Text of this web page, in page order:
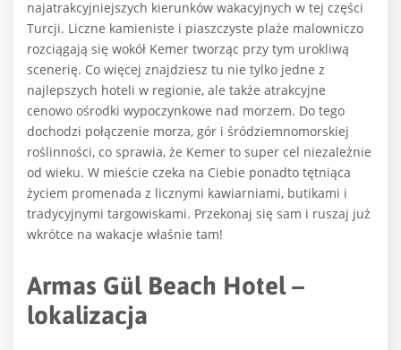
najatrakcyjniejszych kierunków wakacyjnych w tej części
Turcji. Liczne kamieniste i piaszczyste plaże malowniczo
rozciągają się wokół Kemer tworząc przy tym urokliwą
scenerię. Co więcej znajdziesz tu nie tylko jedne z
najlepszych hoteli w regionie, ale także atrakcyjne
cenowo ośrodki wypoczynkowe nad morzem. Do tego
dochodzi połączenie morza, gór i śródziemnomorskiej
roślinności, co sprawia, że ​​Kemer to super cel niezależnie
od wieku. W mieście czeka na Ciebie ponadto tętniąca
życiem promenada z licznymi kawiarniami, butikami i
tradycyjnymi targowiskami. Przekonaj się sam i ruszaj już
wkrótce na wakacje właśnie tam!
Armas Gül Beach Hotel –
lokalizacja